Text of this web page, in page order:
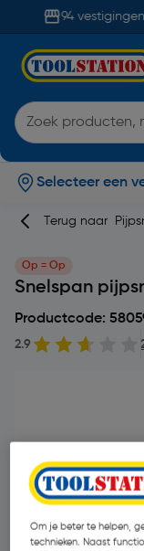
94 vestigingen
Selecteer een
Terug naar
Op = Op
Snelspan
Productcode:
2.9
Om je beter te helpen,
technieken. Naast